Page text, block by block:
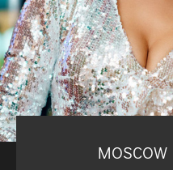
MOSCOW